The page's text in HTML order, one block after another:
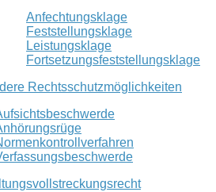
Anfechtungsklage
Feststellungsklage
Leistungsklage
Fortsetzungsfeststellungsklage
Rechtsschutzmöglichkeiten